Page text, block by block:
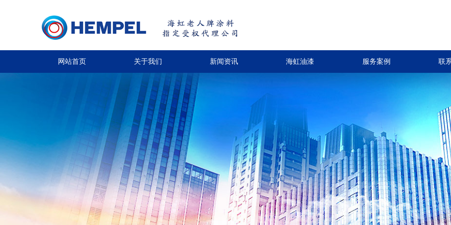
网站首页 关于我们 新闻资讯 海虹油漆 服务案例 联